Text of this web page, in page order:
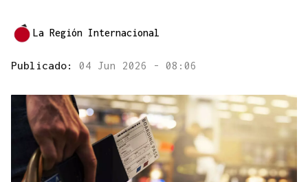
La Región Internacional
Publicado: 04 Jun 2026 - 08:06